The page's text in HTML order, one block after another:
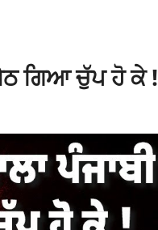
ਗਿਆ ਚੁੱਪ ਹੋ ਕੇ !